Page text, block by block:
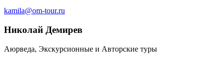
kamila@om-tour.ru
Николай Демирев
Аюрведа, Экскурсионные и Авторские туры